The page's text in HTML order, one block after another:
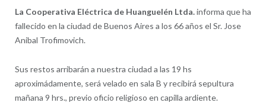
La Cooperativa Eléctrica de Huanguelén Ltda.informa que ha
fallecido en la ciudad de Buenos Aires a los 66 años el Sr. Jose
Anibal Trofimovich.
Sus restos arribarán a nuestra ciudad a las 19 hs
aproximádamente, será velado en sala B y recibirá sepultura
mañana 9 hrs., previo oficio religioso en capilla ardiente.